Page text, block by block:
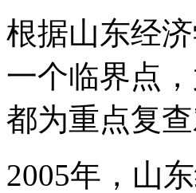
根据山东经
一个临界点
都为重点复查
2005年，山